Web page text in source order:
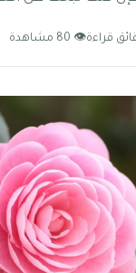
👁 80 مشاهدة